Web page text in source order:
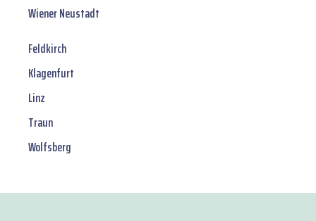
Wiener Neustadt
Feldkirch
Klagenfurt
Linz
Traun
Wolfsberg